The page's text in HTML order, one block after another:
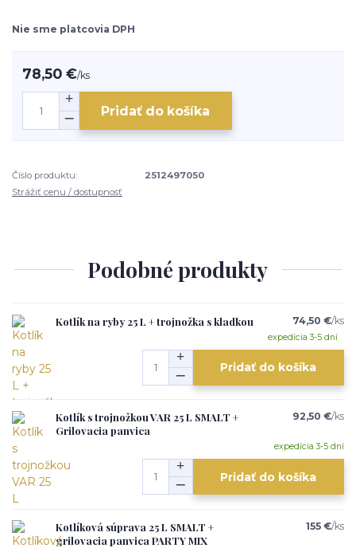
Nie sme platcovia DPH
78,50 €/ks
Pridať do košíka
Číslo produktu:
2512497050
Strážiť cenu / dostupnosť
Podobné produkty
Kotlík na ryby 25 L + trojnožka s kladkou 74,50 €/ks
expedícia 3-5 dní
Pridať do košíka
Kotlík s trojnožkou VAR 25 L SMALT +
Grilovacia panvica
92,50 €/ks
expedícia 3-5 dní
Pridať do košíka
Kotlíková súprava 25 L SMALT +
grilovacia panvica PARTY MIX
155 €/ks